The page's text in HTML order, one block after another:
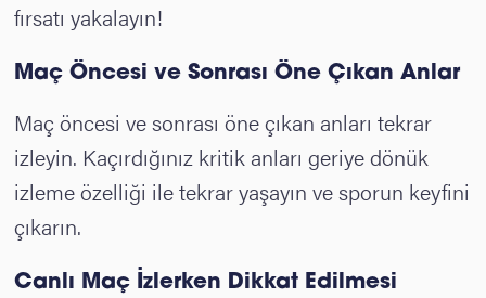
fırsatı yakalayın!
Maç Öncesi ve Sonrası Öne Çıkan Anlar
Maç öncesi ve sonrası öne çıkan anları tekrar
izleyin. Kaçırdığınız kritik anları geriye dönük
izleme özelliği ile tekrar yaşayın ve sporun keyfini
çıkarın.
Canlı Maç İzlerken Dikkat Edilmesi